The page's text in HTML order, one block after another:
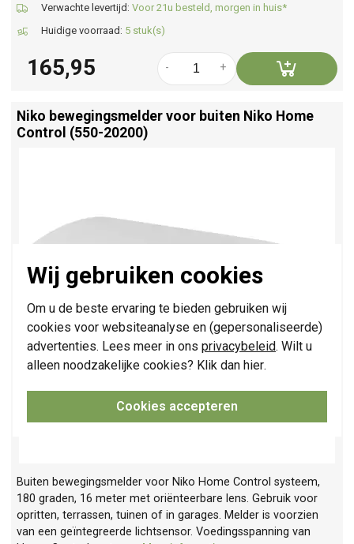
Wij gebruiken cookies
Om u de beste ervaring te bieden gebruiken wij
cookies voor websiteanalyse en (gepersonaliseerde)
advertenties. Lees meer in ons privacybeleid. Wilt u
alleen noodzakelijke cookies? Klik dan hier.
Cookies accepteren
Verwachte levertijd: Voor 21u besteld, morgen in huis*
Huidige voorraad: 5 stuk(s)
165,95 +
-
Niko bewegingsmelder voor buiten Niko Home
Control (550-20200)
Buiten bewegingsmelder voor Niko Home Control systeem,
180 graden, 16 meter met oriënteerbare lens. Gebruik voor
opritten, terrassen, tuinen of in garages. Melder is voorzien
van een geïntegreerde lichtsensor. Voedingsspanning van